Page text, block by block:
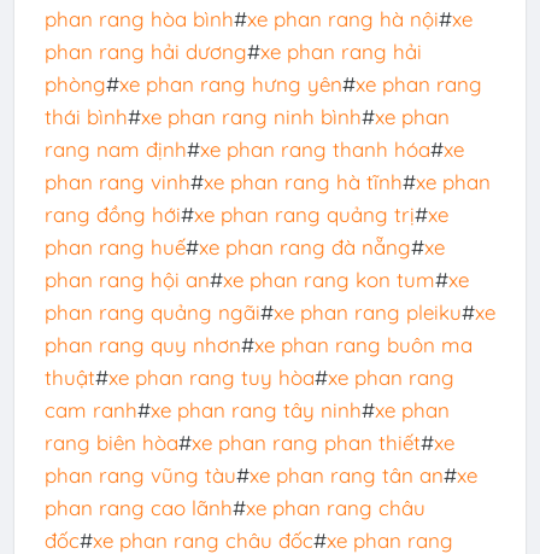
phan rang hòa bình#xe phan rang hà nội#xe
phan rang hải dương#xe phan rang hải
phòng#xe phan rang hưng yên#xe phan rang
thái bình#xe phan rang ninh bình#xe phan
rang nam định#xe phan rang thanh hóa#xe
phan rang vinh#xe phan rang hà tĩnh#xe phan
rang đồng hới#xe phan rang quảng trị#xe
phan rang huế#xe phan rang đà nẵng#xe
phan rang hội an#xe phan rang kon tum#xe
phan rang quảng ngãi#xe phan rang pleiku#xe
phan rang quy nhơn#xe phan rang buôn ma
thuật#xe phan rang tuy hòa#xe phan rang
cam ranh#xe phan rang tây ninh#xe phan
rang biên hòa#xe phan rang phan thiết#xe
phan rang vũng tàu#xe phan rang tân an#xe
phan rang cao lãnh#xe phan rang châu
đốc#xe phan rang châu đốc#xe phan rang